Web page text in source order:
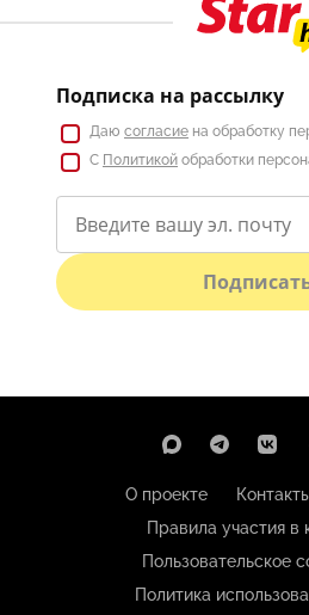
Подписка на рассылку
Даю согласие на обработку
С Политикой обработки
О проекте
Правила участия в
Пользовательское
Политика